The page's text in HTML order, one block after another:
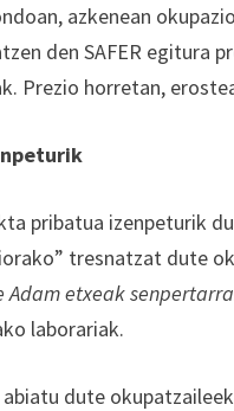
azkenean
den SAFER egitura
Prezio horretan,
pribatua izenpeturik
tresnatzat dute
Adam etxeak
laborariak.
dute